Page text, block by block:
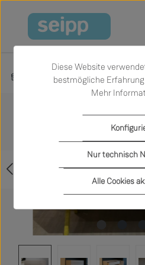
Zum Hauptinhalt springen
Produkte Sale Wohnen
Diese Website
bestmögliche
Mehr
Nur technisch
Alle Cookies